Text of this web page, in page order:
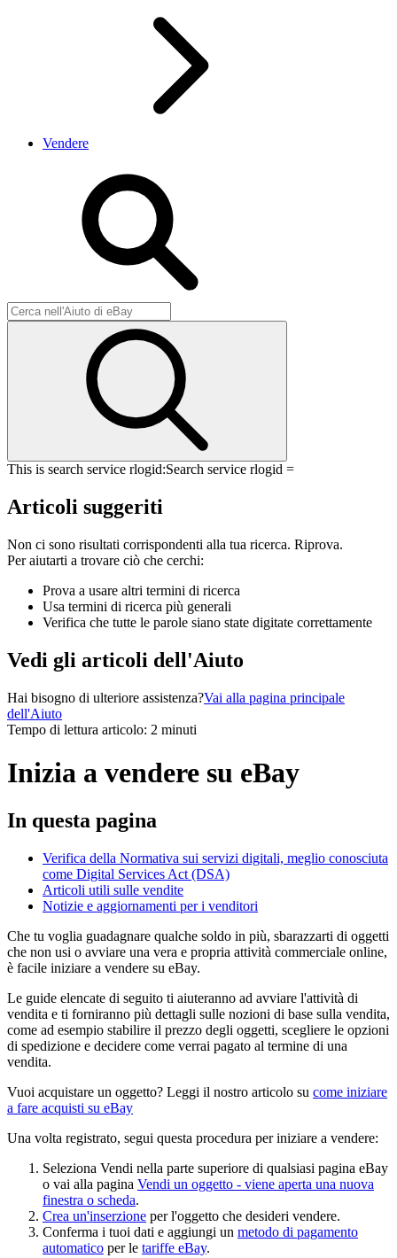
Vendere
This is search service rlogid:Search service rlogid =
Articoli suggeriti
Non ci sono risultati corrispondenti alla tua ricerca. Riprova.
Per aiutarti a trovare ciò che cerchi:
Prova a usare altri termini di ricerca
Usa termini di ricerca più generali
Verifica che tutte le parole siano state digitate correttamente
Vedi gli articoli dell'Aiuto
Hai bisogno di ulteriore assistenza?Vai alla pagina principale
dell'Aiuto
Tempo di lettura articolo: 2 minuti
Inizia a vendere su eBay
In questa pagina
Verifica della Normativa sui servizi digitali, meglio conosciuta
come Digital Services Act (DSA)
Articoli utili sulle vendite
Notizie e aggiornamenti per i venditori
Che tu voglia guadagnare qualche soldo in più, sbarazzarti di oggetti
che non usi o avviare una vera e propria attività commerciale online,
è facile iniziare a vendere su eBay.
Le guide elencate di seguito ti aiuteranno ad avviare l'attività di
vendita e ti forniranno più dettagli sulle nozioni di base sulla vendita,
come ad esempio stabilire il prezzo degli oggetti, scegliere le opzioni
di spedizione e decidere come verrai pagato al termine di una
vendita.
Vuoi acquistare un oggetto? Leggi il nostro articolo su come iniziare
a fare acquisti su eBay
Una volta registrato, segui questa procedura per iniziare a vendere:
Seleziona Vendi nella parte superiore di qualsiasi pagina eBay
o vai alla pagina Vendi un oggetto - viene aperta una nuova
finestra o scheda.
Crea un'inserzione per l'oggetto che desideri vendere.
Conferma i tuoi dati e aggiungi un metodo di pagamento
automatico per le tariffe eBay.